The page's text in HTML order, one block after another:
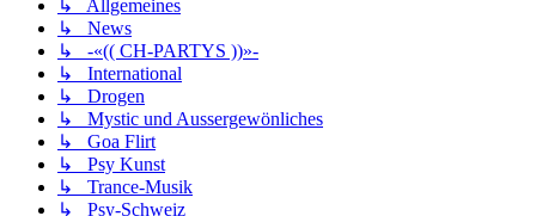
↳ Allgemeines
↳ News
↳ -«(( CH-PARTYS ))»-
↳ International
↳ Drogen
↳ Mystic und Aussergewönliches
↳ Goa Flirt
↳ Psy Kunst
↳ Trance-Musik
↳ Psy-Schweiz